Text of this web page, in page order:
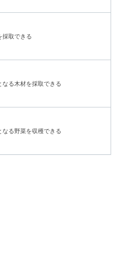
採取できる
なる木材を採取できる
なる野菜を収穫できる